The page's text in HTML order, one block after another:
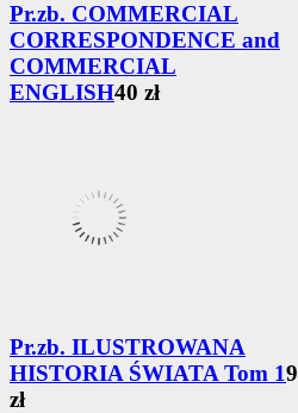
Pr.zb. COMMERCIAL
CORRESPONDENCE and
COMMERCIAL
ENGLISH40 zł
Pr.zb. ILUSTROWANA
HISTORIA ŚWIATA Tom 19
zł